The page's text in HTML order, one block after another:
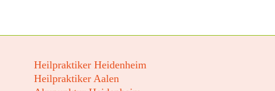
Heilpraktiker Heidenheim
Heilpraktiker Aalen